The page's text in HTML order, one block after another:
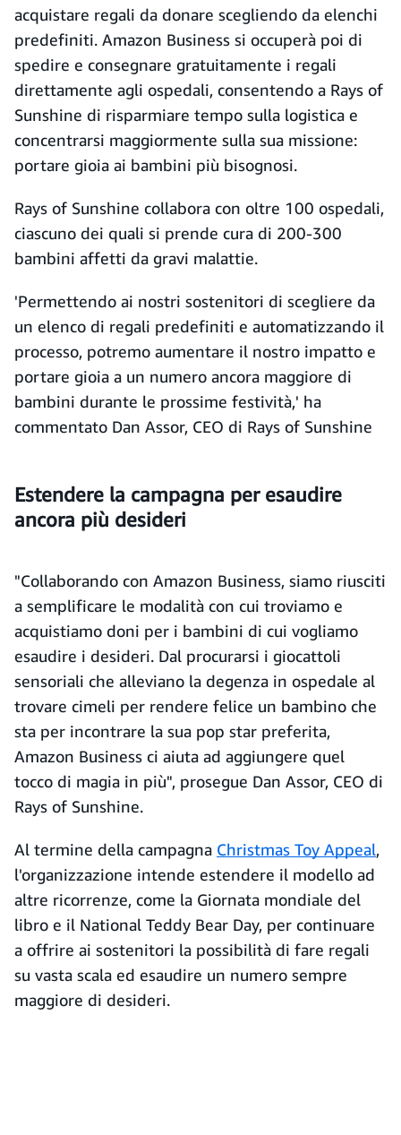
acquistare regali da donare scegliendo da elenchi
predefiniti. Amazon Business si occuperà poi di
spedire e consegnare gratuitamente i regali
direttamente agli ospedali, consentendo a Rays of
Sunshine di risparmiare tempo sulla logistica e
concentrarsi maggiormente sulla sua missione:
portare gioia ai bambini più bisognosi.
Rays of Sunshine collabora con oltre 100 ospedali,
ciascuno dei quali si prende cura di 200-300
bambini affetti da gravi malattie.
'Permettendo ai nostri sostenitori di scegliere da
un elenco di regali predefiniti e automatizzando il
processo, potremo aumentare il nostro impatto e
portare gioia a un numero ancora maggiore di
bambini durante le prossime festività,' ha
commentato Dan Assor, CEO di Rays of Sunshine
Estendere la campagna per esaudire
ancora più desideri
"Collaborando con Amazon Business, siamo riusciti
a semplificare le modalità con cui troviamo e
acquistiamo doni per i bambini di cui vogliamo
esaudire i desideri. Dal procurarsi i giocattoli
sensoriali che alleviano la degenza in ospedale al
trovare cimeli per rendere felice un bambino che
sta per incontrare la sua pop star preferita,
Amazon Business ci aiuta ad aggiungere quel
tocco di magia in più", prosegue Dan Assor, CEO di
Rays of Sunshine.
Al termine della campagna Christmas Toy Appeal,
l'organizzazione intende estendere il modello ad
altre ricorrenze, come la Giornata mondiale del
libro e il National Teddy Bear Day, per continuare
a offrire ai sostenitori la possibilità di fare regali
su vasta scala ed esaudire un numero sempre
maggiore di desideri.